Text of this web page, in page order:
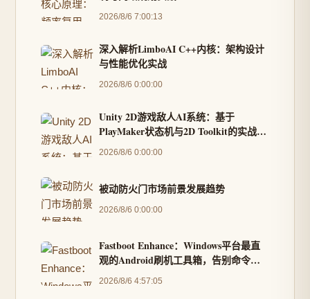
2026/8/6 7:00:13
深入解析LimboAI C++内核：架构设计
与性能优化实战
2026/8/6 0:00:00
Unity 2D游戏敌人AI系统：基于
PlayMaker状态机与2D Toolkit的实战开
发
2026/8/6 0:00:00
被动防火门市场前景发展趋势
2026/8/6 0:00:00
Fastboot Enhance：Windows平台最直
观的Android刷机工具箱，告别命令行
复杂操作
2026/8/6 4:57:05